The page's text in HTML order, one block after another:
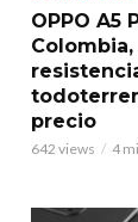
OPPO A5
precio
642 views 4